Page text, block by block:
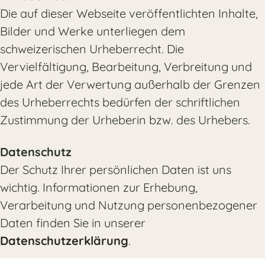
Die auf dieser Webseite veröffentlichten Inhalte,
Bilder und Werke unterliegen dem
schweizerischen Urheberrecht. Die
Vervielfältigung, Bearbeitung, Verbreitung und
jede Art der Verwertung außerhalb der Grenzen
des Urheberrechts bedürfen der schriftlichen
Zustimmung der Urheberin bzw. des Urhebers.
Datenschutz
Der Schutz Ihrer persönlichen Daten ist uns
wichtig. Informationen zur Erhebung,
Verarbeitung und Nutzung personenbezogener
Daten finden Sie in unserer
Datenschutzerklärung.